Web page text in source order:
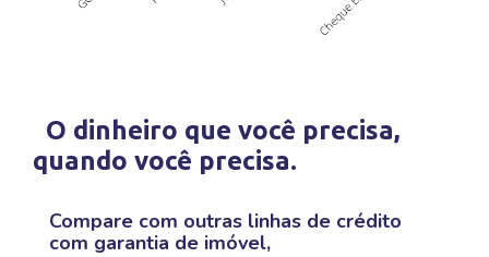
O dinheiro que você precisa,
quando você precisa.
Compare com outras linhas de crédito
com garantia de imóvel,